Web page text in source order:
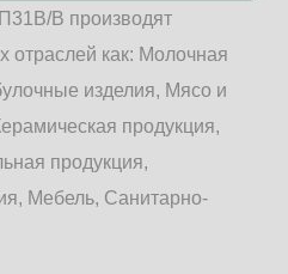
B производят
отраслей как: Молочная
изделия, Мясо и
продукция,
продукция,
Мебель, Санитарно-